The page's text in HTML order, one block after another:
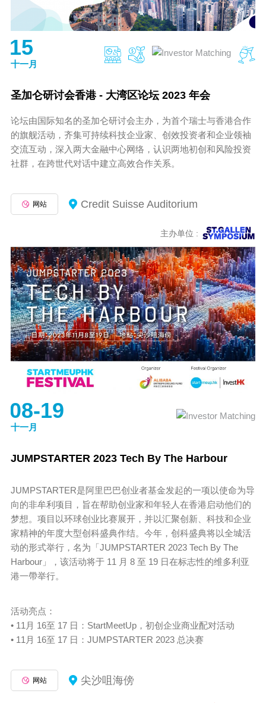
15
十一月
圣加仑研讨会香港 - 大湾区论坛 2023 年会
论坛由国际知名的圣加仑研讨会主办，为首个瑞士与香港合作
的旗舰活动，齐集可持续科技企业家、创效投资者和企业领袖
交流互动，深入两大金融中心网络，认识两地初创和风险投资
社群，在跨世代对话中建立高效合作关系。
网站 Credit Suisse Auditorium
主办单位 :
08-19
十一月
JUMPSTARTER 2023 Tech By The Harbour
JUMPSTARTER是阿里巴巴创业者基金发起的一项以使命为导
向的非牟利项目，旨在帮助创业家和年轻人在香港启动他们的
梦想。项目以环球创业比赛展开，并以汇聚创新、科技和企业
家精神的年度大型创科盛典作结。今年，创科盛典将以全城活
动的形式举行，名为「JUMPSTARTER 2023 Tech By The
Harbour」，该活动将于 11 月 8 至 19 日在标志性的维多利亚
港一帶举行。
活动亮点：
• 11月 16至 17 日：StartMeetUp，初创企业商业配对活动
• 11月 16至 17 日：JUMPSTARTER 2023 总决赛
网站 尖沙咀海傍